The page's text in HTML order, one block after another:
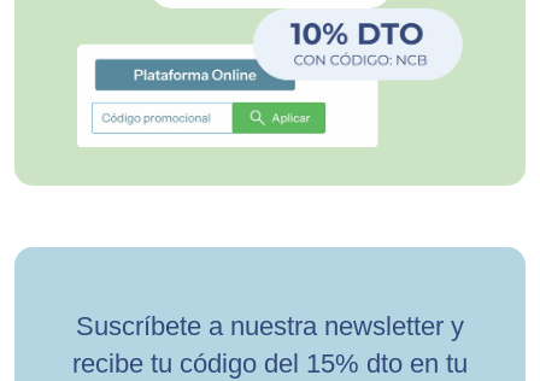
Suscríbete a nuestra newsletter y
recibe tu código del 15% dto en tu